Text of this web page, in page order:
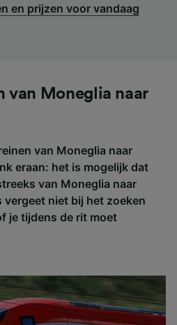
en prijzen voor vandaag
van Moneglia naar
van Moneglia naar
eraan: het is mogelijk dat
van Moneglia naar
vergeet niet bij het zoeken
je tijdens de rit moet